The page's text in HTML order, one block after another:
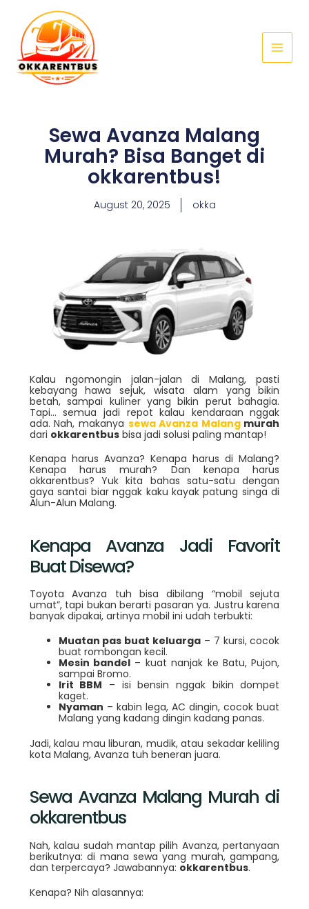
content
Menu
Sewa Avanza Malang
Murah? Bisa Banget di
okkarentbus!
August 20, 2025 okka
Kalau ngomongin jalan-jalan di Malang, pasti
kebayang hawa sejuk, wisata alam yang bikin
betah, sampai kuliner yang bikin perut bahagia.
Tapi… semua jadi repot kalau kendaraan nggak
ada. Nah, makanya sewa Avanza Malangmurah
dari okkarentbusbisa jadi solusi paling mantap!
Kenapa harus Avanza? Kenapa harus di Malang?
Kenapa harus murah? Dan kenapa harus
okkarentbus? Yuk kita bahas satu-satu dengan
gaya santai biar nggak kaku kayak patung singa di
Alun-Alun Malang.
Kenapa Avanza Jadi Favorit
Buat Disewa?
Toyota Avanza tuh bisa dibilang “mobil sejuta
umat”, tapi bukan berarti pasaran ya. Justru karena
banyak dipakai, artinya mobil ini udah terbukti:
Muatan pas buat keluarga – 7 kursi, cocok
buat rombongan kecil.
Mesin bandel – kuat nanjak ke Batu, Pujon,
sampai Bromo.
Irit BBM – isi bensin nggak bikin dompet
kaget.
Nyaman – kabin lega, AC dingin, cocok buat
Malang yang kadang dingin kadang panas.
Jadi, kalau mau liburan, mudik, atau sekadar keliling
kota Malang, Avanza tuh beneran juara.
Sewa Avanza Malang Murah di
okkarentbus
Nah, kalau sudah mantap pilih Avanza, pertanyaan
berikutnya: di mana sewa yang murah, gampang,
dan terpercaya? Jawabannya: okkarentbus.
Kenapa? Nih alasannya: